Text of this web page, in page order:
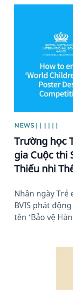
NEWS | | | | | |
Trường học
gia Cuộc thi
Thiếu nhi
Nhân ngày Trẻ
BVIS phát
tên ‘Bảo vệ